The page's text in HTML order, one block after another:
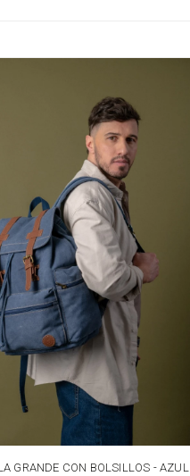
GRANDE CON BOLSILLOS - AZUL